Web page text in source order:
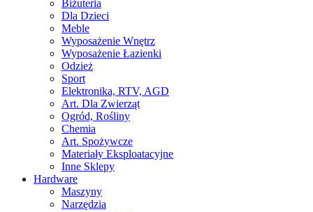
Biżuteria
Dla Dzieci
Meble
Wyposażenie Wnętrz
Wyposażenie Łazienki
Odzież
Sport
Elektronika, RTV, AGD
Art. Dla Zwierząt
Ogród, Rośliny
Chemia
Art. Spożywcze
Materiały Eksploatacyjne
Inne Sklepy
Hardware
Maszyny
Narzędzia